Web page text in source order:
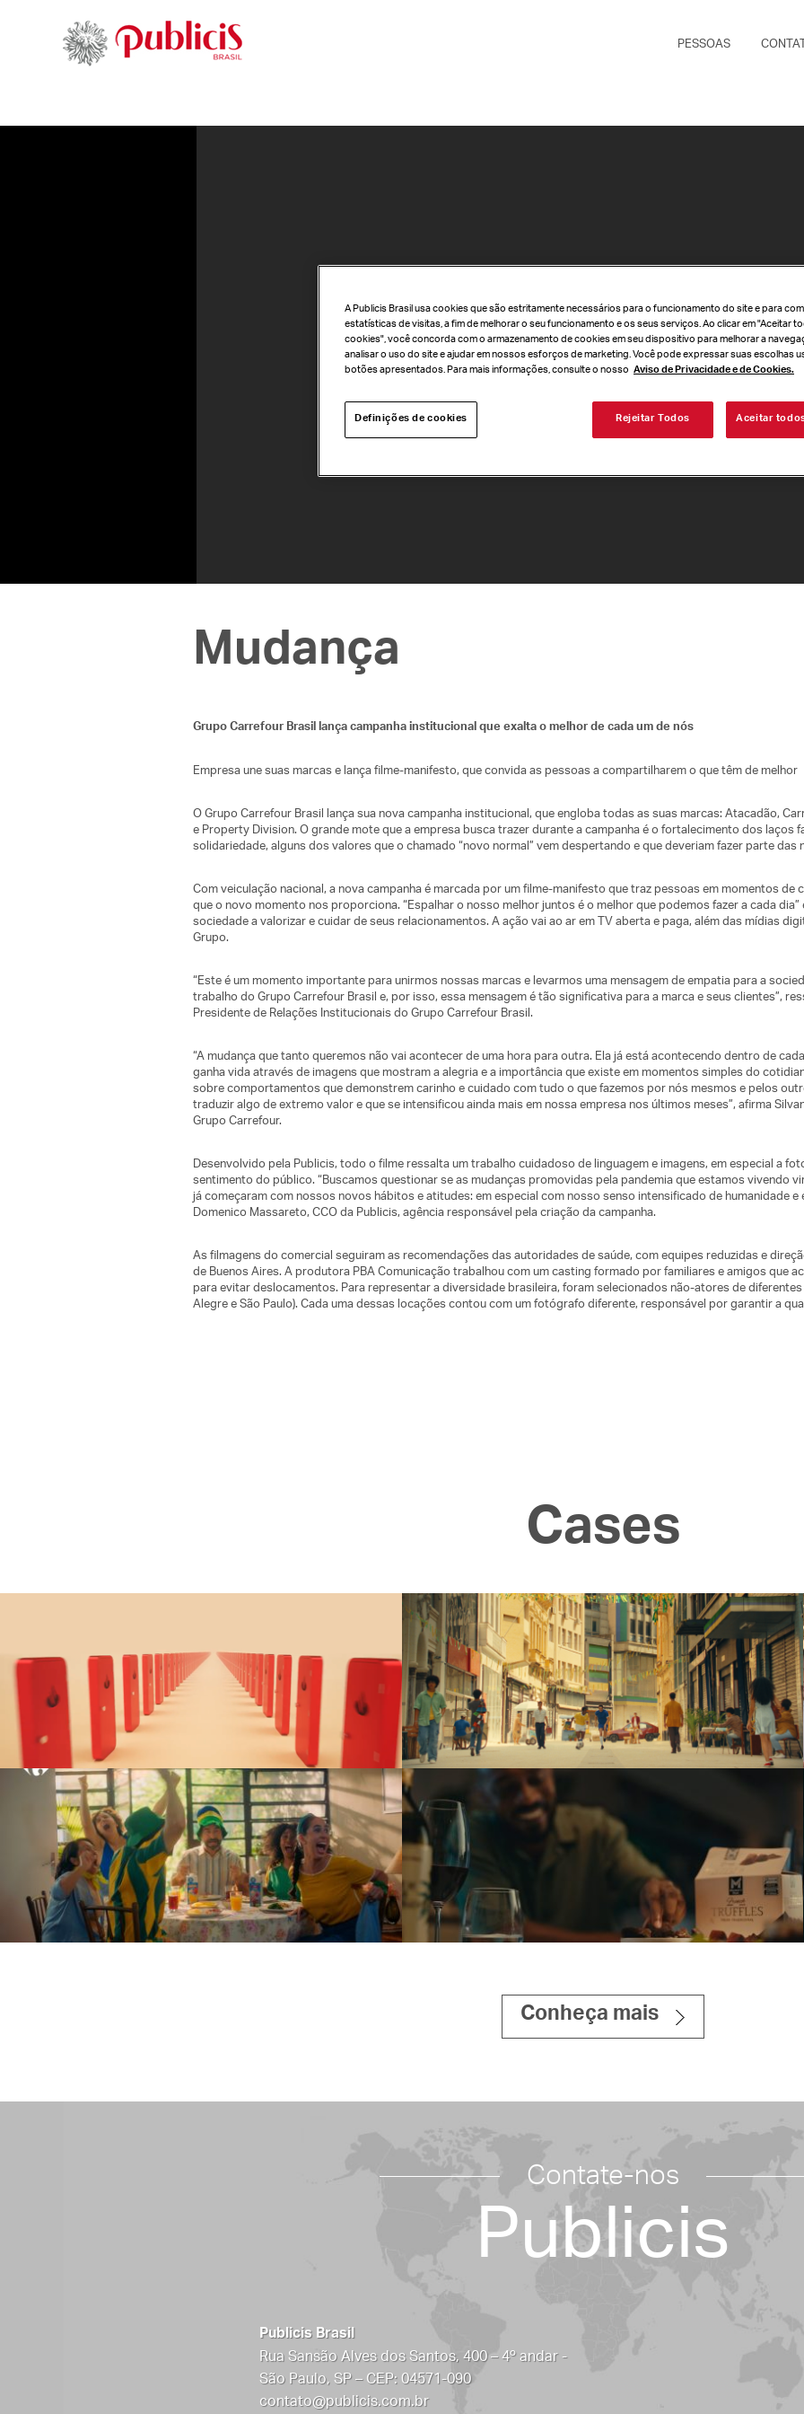
PESSOAS
Mudança
Grupo Carrefour Brasil lança campanha institucionalque exalta o melhor de cada um de nós
Empresa une suas marcas e lança filme-manifesto, que convida as pessoas a compartilharem o que têm de melhor
O Grupo Carrefour Brasil lança sua nova campanha institucional, que engloba todas as suas marcas: Atacadão,
e Property Division. O grande mote que a empresa busca trazer durante a campanha é o fortalecimento dos laços
solidariedade, alguns dos valores que o chamado “novo normal” vem despertando e que deveriam fazer parte
Com veiculação nacional, a nova campanha é marcada por um filme-manifesto que traz pessoas em momentos de
que o novo momento nos proporciona. “Espalhar o nosso melhor juntos é o melhor que podemos fazer a cada
sociedade a valorizar e cuidar de seus relacionamentos. A ação vai ao ar em TV aberta e paga, além das mídias
Grupo.
“Este é um momento importante para unirmos nossas marcas e levarmos uma mensagem de empatia para a
trabalho do Grupo Carrefour Brasil e, por isso, essa mensagem é tão significativa para a marca e seus clientes”,
Presidente de Relações Institucionais do Grupo Carrefour Brasil.
“A mudança que tanto queremos não vai acontecer de uma hora para outra. Ela já está acontecendo dentro de
ganha vida através de imagens que mostram a alegria e a importância que existe em momentos simples do
sobre comportamentos que demonstrem carinho e cuidado com tudo o que fazemos por nós mesmos e pelos
traduzir algo de extremo valor e que se intensificou ainda mais em nossa empresa nos últimos meses”, afirma
Grupo Carrefour.
Desenvolvido pela Publicis, todo o filme ressalta um trabalho cuidadoso de linguagem e imagens, em especial a
sentimento do público. “Buscamos questionar se as mudanças promovidas pela pandemia que estamos vivendo
já começaram com nossos novos hábitos e atitudes: em especial com nosso senso intensificado de humanidade
Domenico Massareto, CCO da Publicis, agência responsável pela criação da campanha.
As filmagens do comercial seguiram as recomendações das autoridades de saúde, com equipes reduzidas e
de Buenos Aires. A produtora PBA Comunicação trabalhou com um casting formado por familiares e amigos que
para evitar deslocamentos. Para representar a diversidade brasileira, foram selecionados não-atores de
Alegre e São Paulo). Cada uma dessas locações contou com um fotógrafo diferente, responsável por garantir a
Cases
Santander
O BANCO QUE SAIU DO BANCO PARA ENTRAR NA SUA EMPRESA
PUBLICIS
Opella
SOMOS DRIBLADORES
PUBLICIS
Conheça mais
Contate-nos
Publicis
Publicis Brasil
Rua Sansão Alves dos Santos, 400 – 4º andar -
São Paulo, SP – CEP: 04571-090
contato@publicis.com.br
A Publicis Brasil usa cookies que são estritamente necessários para o funcionamento do site e para
estatísticas de visitas, a fim de melhorar o seu funcionamento e os seus serviços. Ao clicar em "Aceitar
cookies", você concorda com o armazenamento de cookies em seu dispositivo para melhorar a
analisar o uso do site e ajudar em nossos esforços de marketing. Você pode expressar suas escolhas
botões apresentados. Para mais informações, consulte o nosso Aviso de Privacidade e de Cookies.
Definições de cookies Rejeitar Todos Aceitar